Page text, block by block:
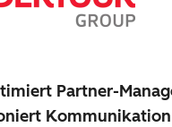
Partner-